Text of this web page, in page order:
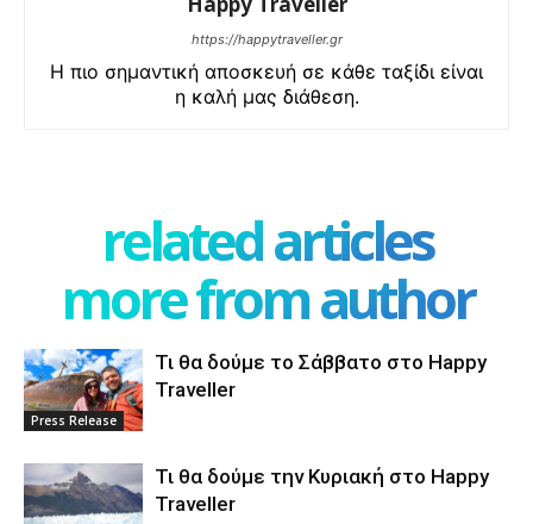
https://happytraveller.gr
Η πιο σημαντική αποσκευή σε κάθε ταξίδι είναι
η καλή μας διάθεση.
related articles
more from author
Press Release
Τι θα δούμε το Σάββατο στο Happy
Traveller
Τι θα δούμε την Κυριακή στο Happy
Traveller